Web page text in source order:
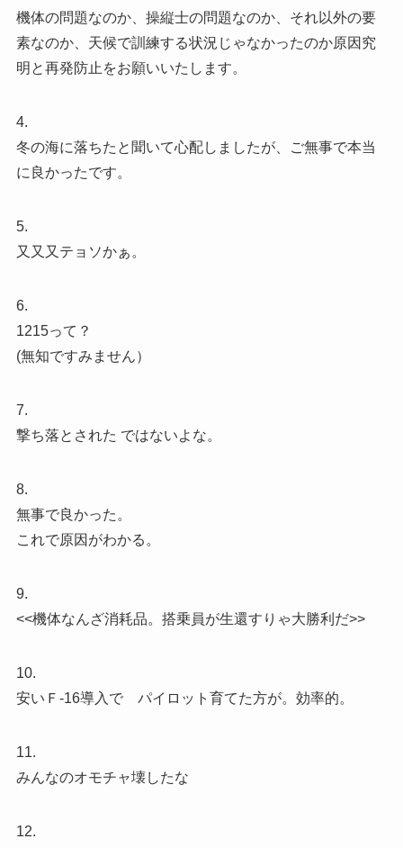
機体の問題なのか、操縦士の問題なのか、それ以外の要
素なのか、天候で訓練する状況じゃなかったのか原因究
明と再発防止をお願いいたします。
4.
冬の海に落ちたと聞いて心配しましたが、ご無事で本当
に良かったです。
5.
又又又テョソかぁ。
6.
1215って？
(無知ですみません）
7.
撃ち落とされた ではないよな。
8.
無事で良かった。
これで原因がわかる。
9.
<<機体なんざ消耗品。搭乗員が生還すりゃ大勝利だ>>
10.
安いＦ-16導入で パイロット育てた方が。効率的。
11.
みんなのオモチャ壊したな
12.